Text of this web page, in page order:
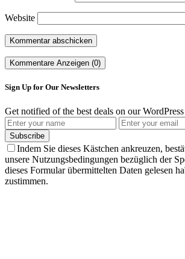
Website
Kommentare Anzeigen (0)
Sign Up for Our Newsletters
Get notified of the best deals on our WordPress
Subscribe
Indem Sie dieses Kästchen ankreuzen,
unsere Nutzungsbedingungen bezüglich der
dieses Formular übermittelten Daten gelesen
zustimmen.